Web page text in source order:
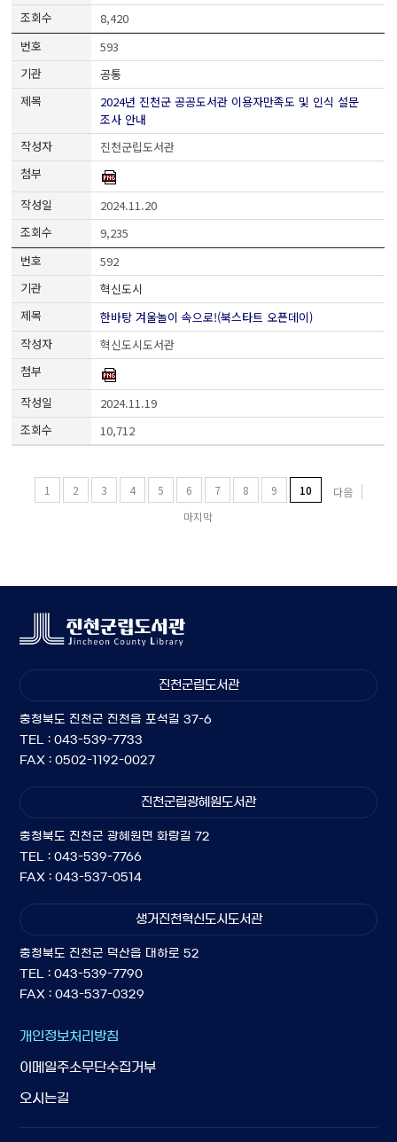
8,420
593
공통
2024년 진천군 공공도서관 이용자만족도 및 인식 설문
조사 안내
진천군립도서관
2024.11.20
9,235
592
혁신도시
한바탕 겨울놀이 속으로!(북스타트 오픈데이)
혁신도시도서관
2024.11.19
10,712
1 2 3 4 5 6 7 8 9 10
다음
마지막
진천군립도서관
충청북도 진천군 진천읍 포석길 37-6
TEL : 043-539-7733
FAX : 0502-1192-0027
진천군립광혜원도서관
충청북도 진천군 광혜원면 화랑길 72
TEL : 043-539-7766
FAX : 043-537-0514
생거진천혁신도시도서관
충청북도 진천군 덕산읍 대하로 52
TEL : 043-539-7790
FAX : 043-537-0329
개인정보처리방침
이메일주소무단수집거부
오시는길